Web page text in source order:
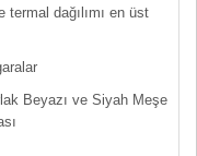
termal dağılımı en üst
Beyazı ve Siyah Meşe